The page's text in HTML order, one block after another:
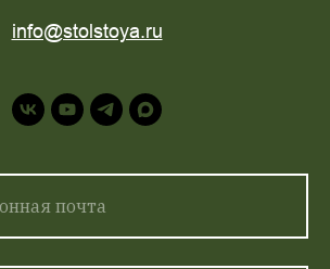
info@stolstoya.ru